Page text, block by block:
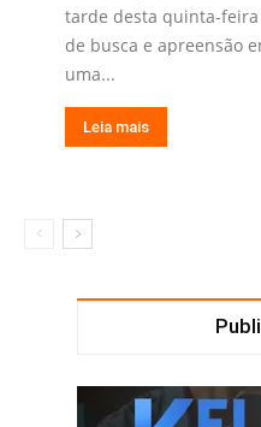
tarde desta quinta-feira
de busca e apreensão
uma...
Leia mais